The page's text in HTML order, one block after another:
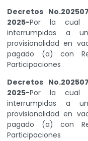
Decretos
2025-Por la cual
interrumpidas a
provisionalidad en
pagado (a) con
Participaciones
Decretos
2025-Por la cual
interrumpidas a
provisionalidad en
pagado (a) con
Participaciones